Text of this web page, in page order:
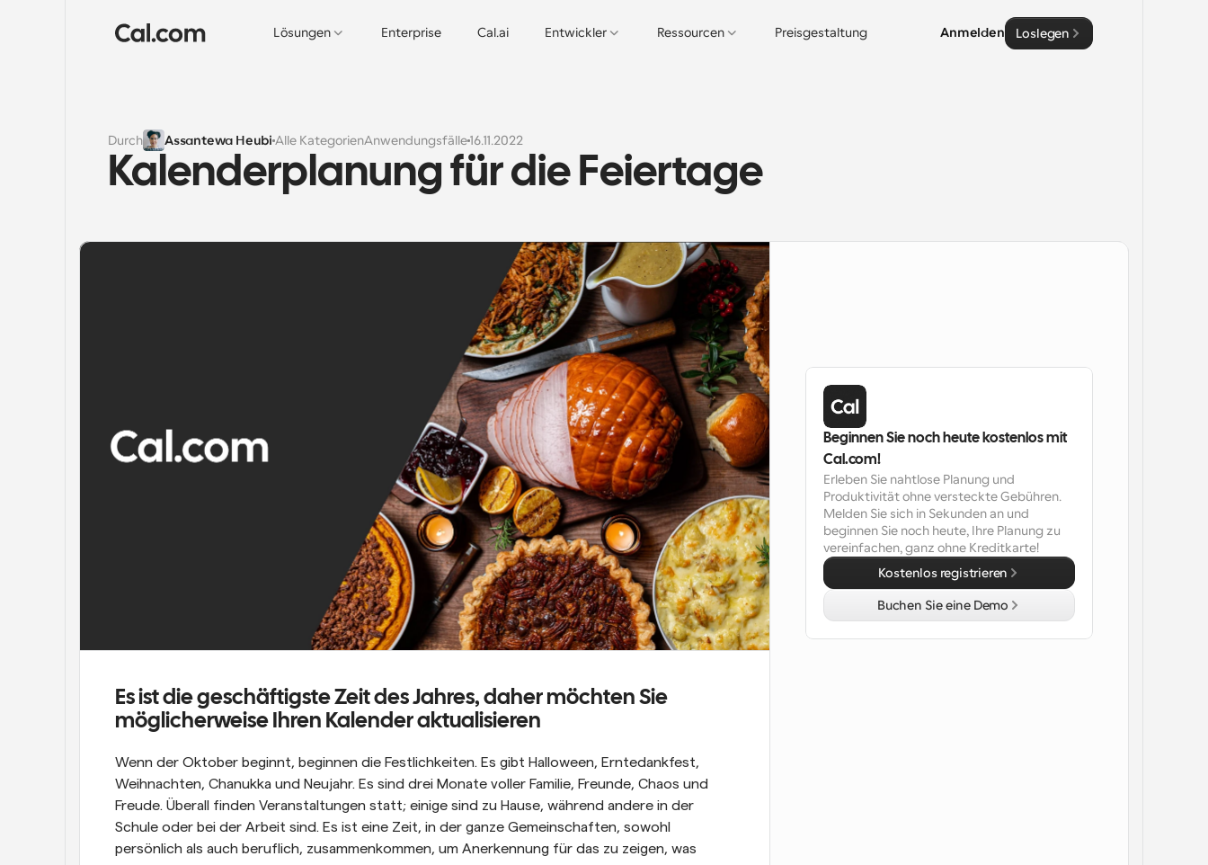
Lösungen Enterprise Cal.ai Entwickler Ressourcen Preisgestaltung Anmelden Loslegen
Durch Assantewa Heubi Alle KategorienAnwendungsfälle16.11.2022
Kalenderplanung für die Feiertage
Es ist die geschäftigste Zeit des Jahres, daher möchten Sie
möglicherweise Ihren Kalender aktualisieren
Wenn der Oktober beginnt, beginnen die Festlichkeiten. Es gibt Halloween, Erntedankfest,
Weihnachten, Chanukka und Neujahr. Es sind drei Monate voller Familie, Freunde, Chaos und
Freude. Überall finden Veranstaltungen statt; einige sind zu Hause, während andere in der
Schule oder bei der Arbeit sind. Es ist eine Zeit, in der ganze Gemeinschaften, sowohl
persönlich als auch beruflich, zusammenkommen, um Anerkennung für das zu zeigen, was
Beginnen Sie noch heute kostenlos mit
Cal.com!
Erleben Sie nahtlose Planung und
Produktivität ohne versteckte Gebühren.
Melden Sie sich in Sekunden an und
beginnen Sie noch heute, Ihre Planung zu
vereinfachen, ganz ohne Kreditkarte!
Kostenlos registrieren
Buchen Sie eine Demo